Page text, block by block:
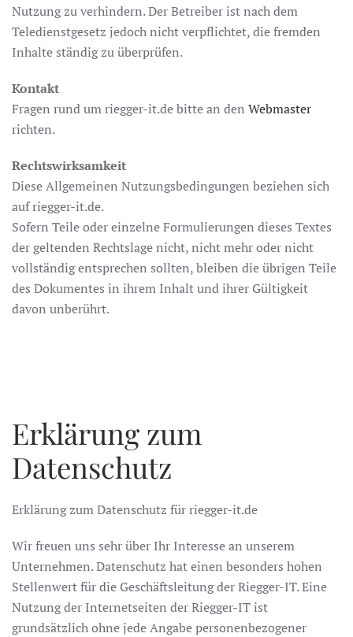
Nutzung zu verhindern. Der Betreiber ist nach dem
Teledienstgesetz jedoch nicht verpflichtet, die fremden
Inhalte ständig zu überprüfen.
Kontakt
Fragen rund um riegger-it.de bitte an den Webmaster
richten.
Rechtswirksamkeit
Diese Allgemeinen Nutzungsbedingungen beziehen sich
auf riegger-it.de.
Sofern Teile oder einzelne Formulierungen dieses Textes
der geltenden Rechtslage nicht, nicht mehr oder nicht
vollständig entsprechen sollten, bleiben die übrigen Teile
des Dokumentes in ihrem Inhalt und ihrer Gültigkeit
davon unberührt.
Erklärung zum
Datenschutz
Erklärung zum Datenschutz für riegger-it.de
Wir freuen uns sehr über Ihr Interesse an unserem
Unternehmen. Datenschutz hat einen besonders hohen
Stellenwert für die Geschäftsleitung der Riegger-IT. Eine
Nutzung der Internetseiten der Riegger-IT ist
grundsätzlich ohne jede Angabe personenbezogener